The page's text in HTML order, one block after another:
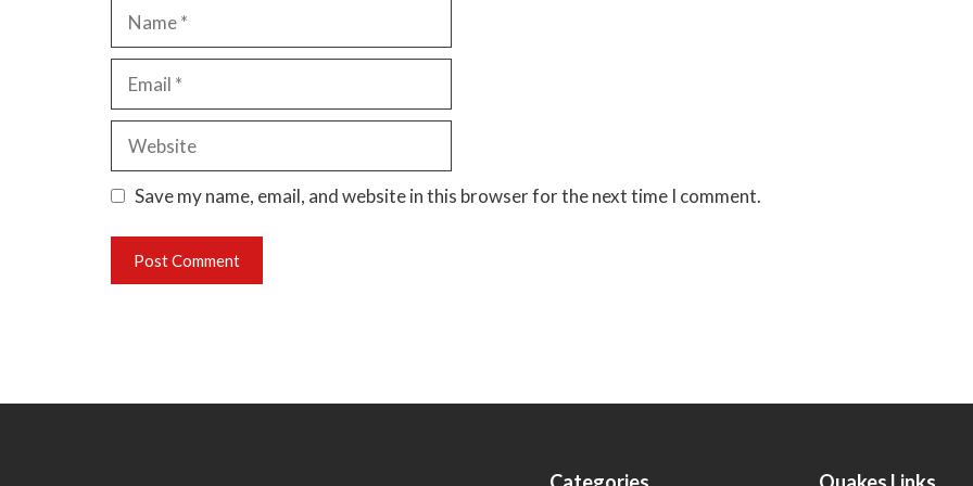
Save my name, email, and website in this browser for the next time I comment.